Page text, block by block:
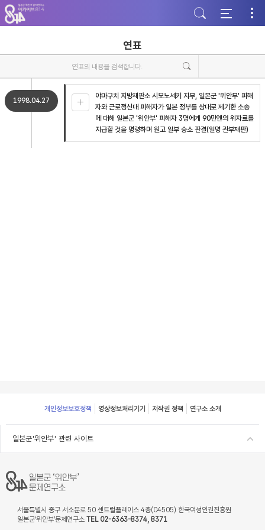
주
메
뉴
가
본
문
바
기
하
단
바
기
연표
1998.04.27
야마구치 지방재판소 시모노세키 지부, 일본군 '위안부' 피해
자와 근로정신대 피해자가 일본 정부를 상대로 제기한 소송
에 대해 일본군 '위안부' 피해자 3명에게 90만엔의 위자료를
지급할 것을 명령하며 원고 일부 승소 판결(일명 관부재판)
Footer
개인정보보호정책 영상정보처리기기 저작권 정책 연구소 소개
일본군'위안부' 관련 사이트
서울특별시 중구 서소문로 50 센트럴플레이스 4층(04505) 한국여성인권진흥원
일본군‘위안부’문제연구소 TEL 02-6363-8374, 8371